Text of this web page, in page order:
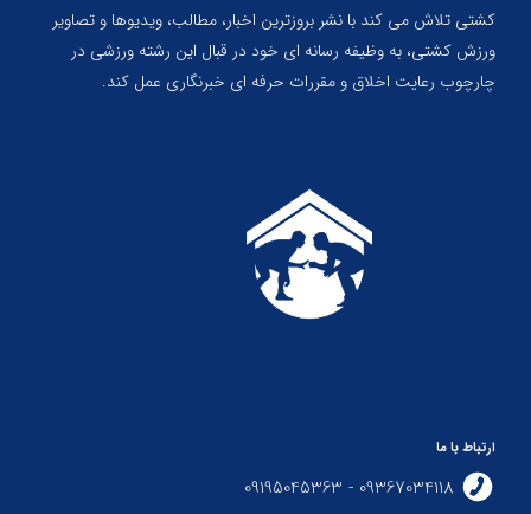
کشتی تلاش می کند با نشر بروزترین اخبار، مطالب، ویدیوها و تصاویر
ورزش کشتی، به وظیفه رسانه ای خود در قبال این رشته ورزشی در
چارچوب رعایت اخلاق و مقررات حرفه ای خبرنگاری عمل کند.
ارتباط با ما
09367034118 - 09195045363